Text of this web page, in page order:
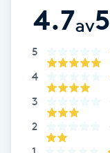
Fettreducering
Fibromassage
Fotmassage
4.7av5
5
4
3
2